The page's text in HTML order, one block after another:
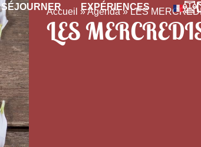
SÉJOURNER EXPÉRIENCES
Accueil »Agenda»LES
LES